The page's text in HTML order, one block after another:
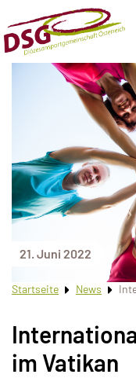
21. Juni 2022
Startseite News
im Vatikan